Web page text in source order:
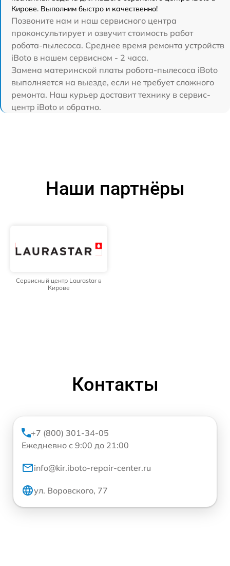
Кирове. Выполним быстро и качественно!
Позвоните нам и наш сервисного центра
проконсультирует и озвучит стоимость работ
робота-пылесоса. Среднее время ремонта устройств
iBoto в нашем сервисном - 2 часа.
Замена материнской платы робота-пылесоса iBoto
выполняется на выезде, если не требует сложного
ремонта. Наш курьер доставит технику в сервис-
центр iBoto и обратно.
Наши партнёры
Сервисный центр Laurastar в
Кирове
Контакты
+7 (800) 301-34-05
Ежедневно с 9:00 до 21:00
info@kir.iboto-repair-center.ru
ул. Воровского, 77